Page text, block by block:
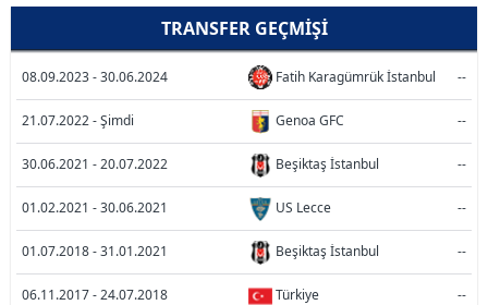
TRANSFER GEÇMIŞI
08.09.2023 - 30.06.2024 Fatih Karagümrük İstanbul --
21.07.2022 - Şimdi Genoa GFC --
30.06.2021 - 20.07.2022 Beşiktaş İstanbul --
01.02.2021 - 30.06.2021 US Lecce --
01.07.2018 - 31.01.2021 Beşiktaş İstanbul --
06.11.2017 - 24.07.2018 Türkiye --